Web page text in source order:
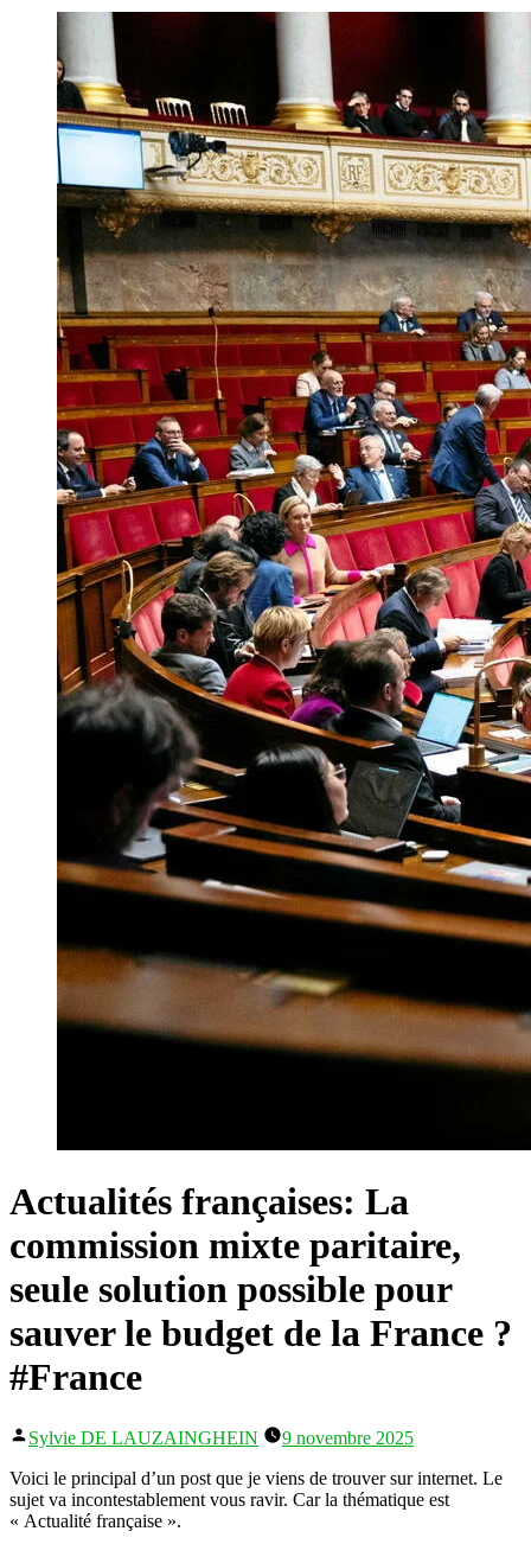
Actualités françaises: La
commission mixte paritaire,
seule solution possible pour
sauver le budget de la France ?
#France
Publié
Sylvie DE LAUZAINGHEIN
9 novembre 2025
Voici le principal d’un post que je viens de trouver sur internet. Le
sujet va incontestablement vous ravir. Car la thématique est
« Actualité française ».